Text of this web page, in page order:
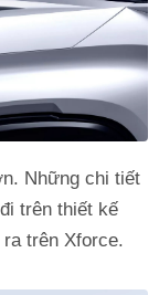
Những chi tiết
trên thiết kế
trên Xforce.